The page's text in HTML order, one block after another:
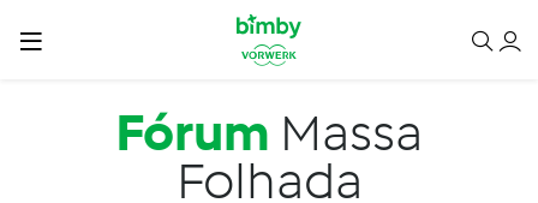
Passar para o conteúdo principal
Fórum Massa
Folhada